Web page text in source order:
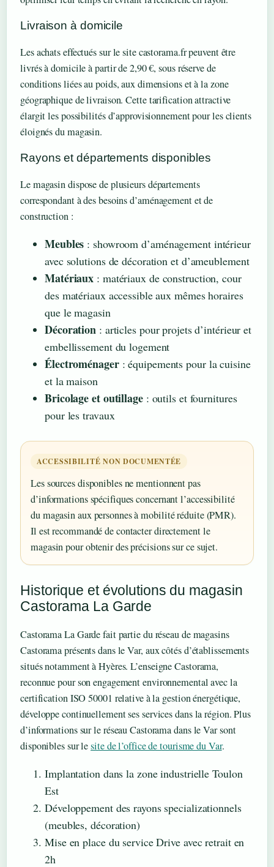
Livraison à domicile
Les achats effectués sur le site castorama.fr peuvent être
livrés à domicile à partir de 2,90 €, sous réserve de
conditions liées au poids, aux dimensions et à la zone
géographique de livraison. Cette tarification attractive
élargit les possibilités d’approvisionnement pour les clients
éloignés du magasin.
Rayons et départements disponibles
Le magasin dispose de plusieurs départements
correspondant à des besoins d’aménagement et de
construction :
Meubles : showroom d’aménagement intérieur
avec solutions de décoration et d’ameublement
Matériaux : matériaux de construction, cour
des matériaux accessible aux mêmes horaires
que le magasin
Décoration : articles pour projets d’intérieur et
embellissement du logement
Électroménager: équipements pour la cuisine
et la maison
Bricolage et outillage: outils et fournitures
pour les travaux
ACCESSIBILITÉ NON DOCUMENTÉE
Les sources disponibles ne mentionnent pas
d’informations spécifiques concernant l’accessibilité
du magasin aux personnes à mobilité réduite (PMR).
Il est recommandé de contacter directement le
magasin pour obtenir des précisions sur ce sujet.
Historique et évolutions du magasin
Castorama La Garde
Castorama La Garde fait partie du réseau de magasins
Castorama présents dans le Var, aux côtés d’établissements
situés notamment à Hyères. L’enseigne Castorama,
reconnue pour son engagement environnemental avec la
certification ISO 50001 relative à la gestion énergétique,
développe continuellement ses services dans la région. Plus
d’informations sur le réseau Castorama dans le Var sont
disponibles sur lesite de l’office de tourisme du Var.
Implantation dans la zone industrielle Toulon
Est
Développement des rayons specializationnels
(meubles, décoration)
Mise en place du service Drive avec retrait en
2h